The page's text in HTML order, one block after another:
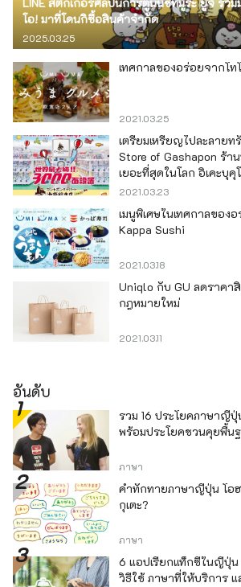
LINE สติ๊กเกอร์ศิลปินการ์ตูนนิชิทีมูระ ยูจิ ร่ว
โอ! มาที่โดนกิซื้อสินค้าจำกัด
2025.03.25
เทศกาลของอร่อยจากโท
2021.03.25
เตรียมเหรียญไปละลาย
Store of Gashapon ร้า
เยอะที่สุดในโลก อิเคะบุคุ
2021.03.23
เมนูพิเศษในเทศกาลของ
Kappa Sushi
2021.03.18
Uniqlo กับ GU ลดราคา
กฎหมายใหม่
2021.03.11
อันดับ
รวม 16 ประโยคภาษาญี่
พร้อมประโยคชวนคุยพื้น
ภาษา
คำทักทายภาษาญี่ปุ่น โอฮ
กุเตะ?
ภาษา
6 แอปเรียกแท็กซี่ในญี่ปุ่
วิธีใช้ ภาษาที่ให้บริการ แ